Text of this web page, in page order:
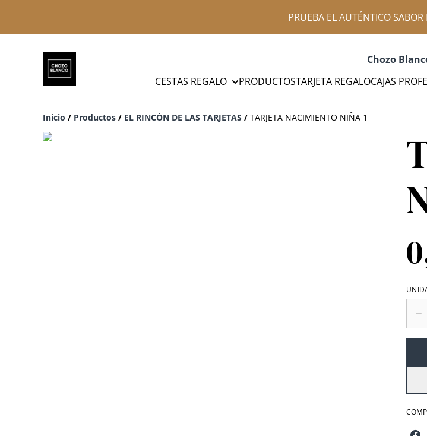
PRUEBA EL AUTÉNTICO
Chozo
CESTAS REGALO
PRODUCTOSTARJETA REGALOCAJAS
Inicio / Productos / EL RINCÓN DE LAS TARJETAS / TARJETA NACIMIENTO NIÑA 1